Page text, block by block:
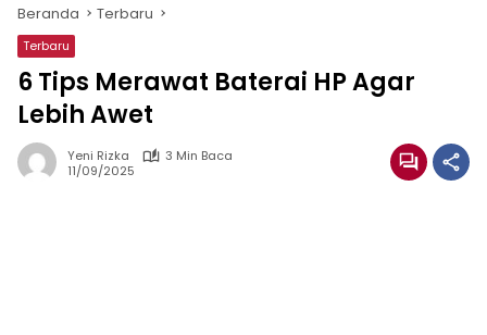
Beranda Terbaru
Terbaru
6 Tips Merawat Baterai HP Agar
Lebih Awet
Yeni Rizka
3 Min Baca
11/09/2025